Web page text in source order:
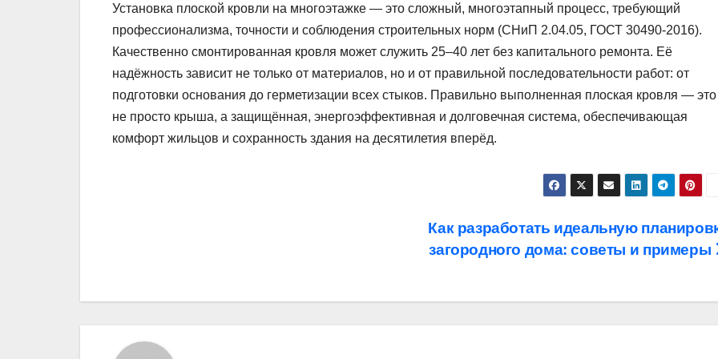
Установка плоской кровли на многоэтажке — это сложный, многоэтапный процесс, требующий
профессионализма, точности и соблюдения строительных норм (СНиП 2.04.05, ГОСТ 30490-2016).
Качественно смонтированная кровля может служить 25–40 лет без капитального ремонта. Её
надёжность зависит не только от материалов, но и от правильной последовательности работ: от
подготовки основания до герметизации всех стыков. Правильно выполненная плоская кровля — это
не просто крыша, а защищённая, энергоэффективная и долговечная система, обеспечивающая
комфорт жильцов и сохранность здания на десятилетия вперёд.
записям
Как разработать идеальную
загородного дома: советы и примеры